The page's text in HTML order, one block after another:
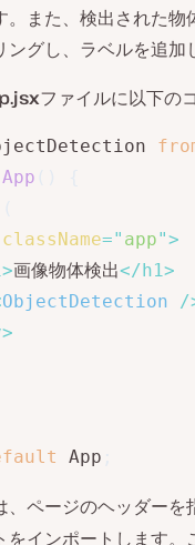
。また、検出された
グし、ラベルを追加
ファイルに以下の
App
className=" app">
>画像物体検出</h1>
ObjectDetection
/
>
App
、ページのヘッダーを
をインポートします